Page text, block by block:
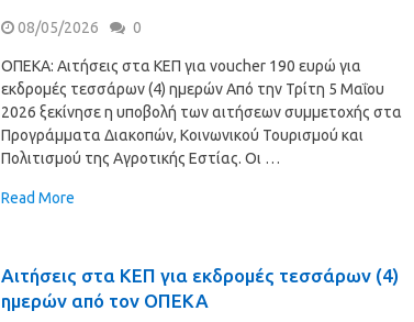
08/05/2026 0
ΟΠΕΚΑ: Αιτήσεις στα ΚΕΠ για voucher 190 ευρώ για
εκδρομές τεσσάρων (4) ημερών Από την Τρίτη 5 Μαΐου
2026 ξεκίνησε η υποβολή των αιτήσεων συμμετοχής στα
Προγράμματα Διακοπών, Κοινωνικού Τουρισμού και
Πολιτισμού της Αγροτικής Εστίας. Οι …
Read More
Αιτήσεις στα ΚΕΠ για εκδρομές τεσσάρων (4)
ημερών από τον ΟΠΕΚΑ